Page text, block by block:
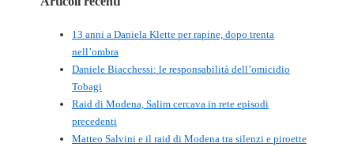
13 anni a Daniela Klette per rapine, dopo trenta
nell’ombra
Daniele Biacchessi: le responsabilità dell’omicidio
Tobagi
Raid di Modena, Salim cercava in rete episodi
precedenti
Matteo Salvini e il raid di Modena tra silenzi e piroette